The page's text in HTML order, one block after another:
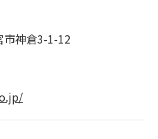
市神倉3-1-12